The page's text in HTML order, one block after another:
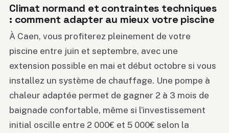
Climat normand et contraintes techniques
: comment adapter au mieux votre piscine
À Caen, vous profiterez pleinement de votre
piscine entre juin et septembre, avec une
extension possible en mai et début octobre si vous
installez un système de chauffage. Une pompe à
chaleur adaptée permet de gagner 2 à 3 mois de
baignade confortable, même si l’investissement
initial oscille entre 2 000€ et 5 000€ selon la